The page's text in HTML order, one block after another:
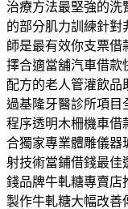
治療方法最堅強的洗
的部分肌力訓練針對
師是最有效你支票借
擇合適當舖汽車借款
配方的老人管灌飲品
過基隆牙醫診所項目
程序透明木柵機車借
合獨家專業體雕儀器
射技術當鋪借錢最佳
錢品牌牛軋糖專賣店
製作牛軋糖大幅改善